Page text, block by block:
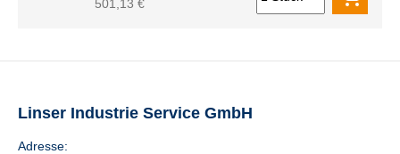
501,13 €
Linser Industrie Service GmbH
Adresse: